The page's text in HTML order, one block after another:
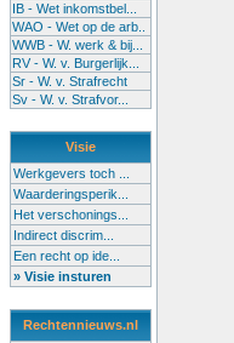
IB - Wet inkomstbel...
WAO - Wet op de arb..
WWB - W. werk & bij...
RV - W. v. Burgerlijk...
Sr - W. v. Strafrecht
Sv - W. v. Strafvor...
Visie
Werkgevers toch ...
Waarderingsperik...
Het verschonings...
Indirect discrim...
Een recht op ide...
» Visie insturen
Rechtennieuws.nl